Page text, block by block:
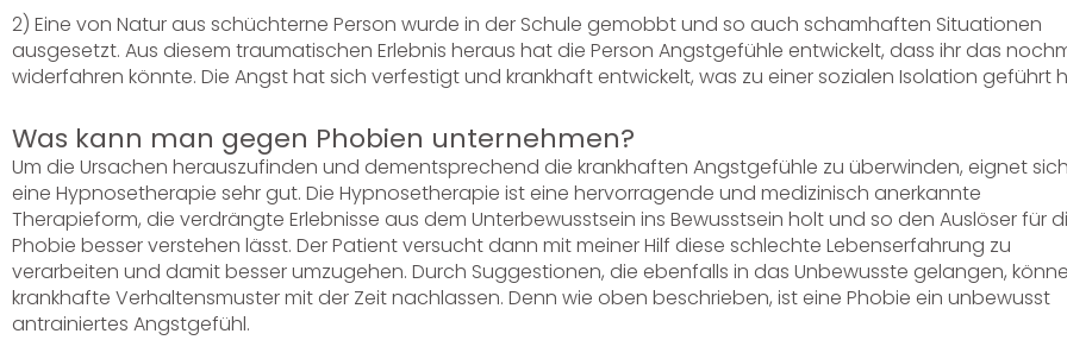
2) Eine von Natur aus schüchterne Person wurde in der Schule gemobbt und so auch schamhaften Situationen
ausgesetzt. Aus diesem traumatischen Erlebnis heraus hat die Person Angstgefühle entwickelt, dass ihr das
widerfahren könnte. Die Angst hat sich verfestigt und krankhaft entwickelt, was zu einer sozialen Isolation geführt
Was kann man gegen Phobien unternehmen?
Um die Ursachen herauszufinden und dementsprechend die krankhaften Angstgefühle zu überwinden, eignet sich
eine Hypnosetherapie sehr gut. Die Hypnosetherapie ist eine hervorragende und medizinisch anerkannte
Therapieform, die verdrängte Erlebnisse aus dem Unterbewusstsein ins Bewusstsein holt und so den Auslöser für
Phobie besser verstehen lässt. Der Patient versucht dann mit meiner Hilf diese schlechte Lebenserfahrung zu
verarbeiten und damit besser umzugehen. Durch Suggestionen, die ebenfalls in das Unbewusste gelangen,
krankhafte Verhaltensmuster mit der Zeit nachlassen. Denn wie oben beschrieben, ist eine Phobie ein unbewusst
antrainiertes Angstgefühl.